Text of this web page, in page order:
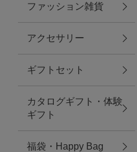
バス＆ビューティー
タオル
ウエア＆バッグ
ウエア
レイングッズ
ファッション雑貨
アクセサリー
ギフトセット
カタログギフト・体験
ギフト
福袋・Happy Bag